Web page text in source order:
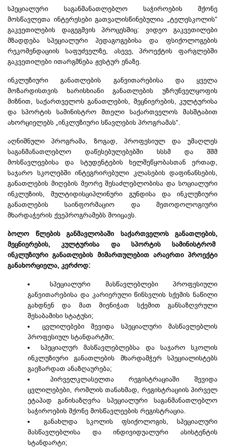
სპეციალური საგანმანათლებლო საჭიროების მქონე
მოსწავლეთა ინტერესები გათვალისწინებულია „ტელესკოლის“
გაკვეთილების დაგეგმვის პროცესშიც: ვიდეო გაკვეთილები
მზადდება სპეციალური პედაგოგებისა და ფსიქოლოგების
რეკომენდაციის საფუძველზე, ასევე, პროექტის ფარგლებში
გაკვეთილები ითარგმნება ჟესტურ ენაზე.
ინკლუზიური განათლების განვითარებისა და ყველა
მოზარდისთვის ხარისხიანი განათლების უზრუნველყოფის
მიზნით, საქართველოს განათლების, მეცნიერების, კულტურისა
და სპორტის სამინისტრო მთელი საქართველოს მასშტაბით
ახორციელებს „ინკლუზიური სწავლების პროგრამას“.
აღნიშნული პროგრამა, ზოგად, პროფესიულ და უმაღლეს
საგანმანათლებლო დაწესებულებებში სსსმ და შშმ
მოსწავლეებისა და სტუდენტების ხელშეწყობასთან ერთად,
საჯარო სკოლებში ინტეგრირებული კლასების დაფინანსების,
განათლების მიღების მეორე შესაძლებლობისა და სოციალური
ინკლუზიის, მულტიდისციპლინური გუნდისა და ინკლუზიური
განათლების საინფორმაციო და მეთოდოლოგიური
მხარდაჭერის ქვეპროგრამებს მოიცავს.
ბოლო წლების განმავლობაში საქართველოს განათლების,
მეცნიერების, კულტურისა და სპორტის სამინისტრომ
ინკლუზიური განათლების მიმართულებით არაერთი პროექტი
განახორციელა, კერძოდ:
სპეციალური მასწავლებლები პროფესიული
განვითარებისა და კარიერული წინსვლის სქემის ნაწილი
გახდნენ და მათ მიენიჭათ სქემით განსაზღვრული
შესაბამისი სტატუსი;
ცვლილებები შევიდა სპეციალური მასწავლებლის
პროფესიულ სტანდარტში;
სპეციალურ მასწავლებლებსა და საჯარო სკოლის
ინკლუზიური განათლების მხარდამჭერ სპეციალისტებს
გაეზარდათ ანაზღაურება;
პირველკლასელთა რეგისტრაციაში შევიდა
ცვლილებები, რომლის თანახმად, რეგისტრაციის პირველ
ეტაპად განისაზღვრა სპეციალური საგანმანათლებლო
საჭიროების მქონე მოსწავლეების რეგისტრაცია.
განახლდა სკოლის ფსიქოლოგის, სპეციალური
მასწავლებლისა და ინდივიდუალური ასისტენტის
სტანდარტი;